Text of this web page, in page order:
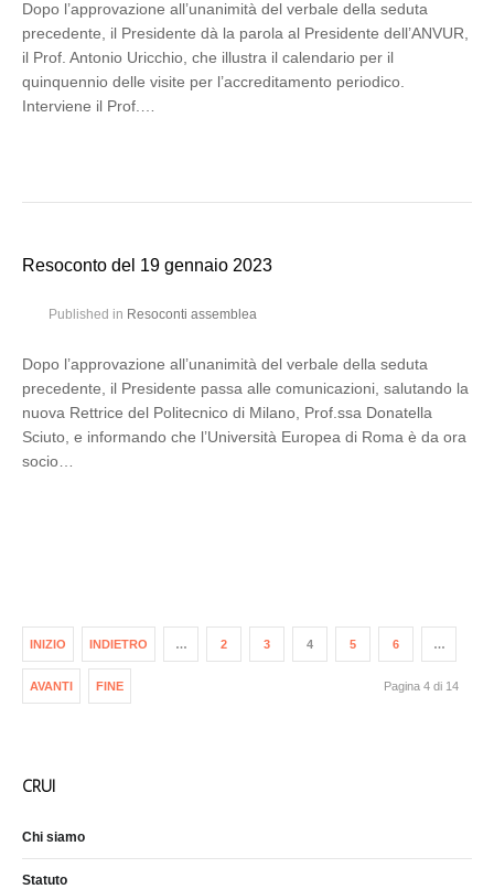
Dopo l’approvazione all’unanimità del verbale della seduta
precedente, il Presidente dà la parola al Presidente dell’ANVUR,
il Prof. Antonio Uricchio, che illustra il calendario per il
quinquennio delle visite per l’accreditamento periodico.
Interviene il Prof.…
Resoconto del 19 gennaio 2023
Published in Resoconti assemblea
Dopo l’approvazione all’unanimità del verbale della seduta
precedente, il Presidente passa alle comunicazioni, salutando la
nuova Rettrice del Politecnico di Milano, Prof.ssa Donatella
Sciuto, e informando che l’Università Europea di Roma è da ora
socio…
INIZIO INDIETRO … 2 3 4 5 6 …
AVANTI FINE Pagina 4 di 14
CRUI
Chi siamo
Statuto